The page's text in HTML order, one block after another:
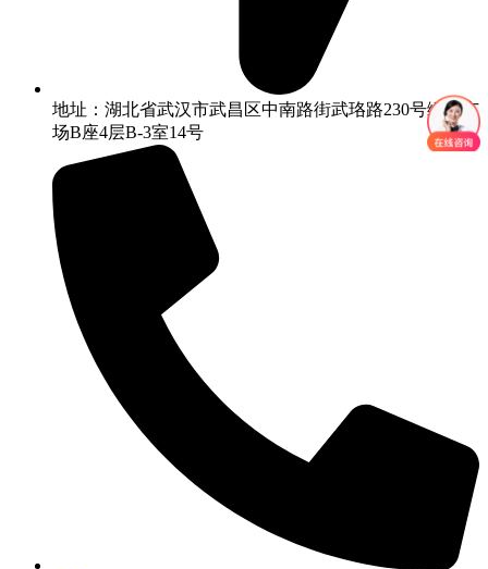
地址：湖北省武汉市武昌区中南路街武珞路230号绿洲广
场B座4层B-3室14号